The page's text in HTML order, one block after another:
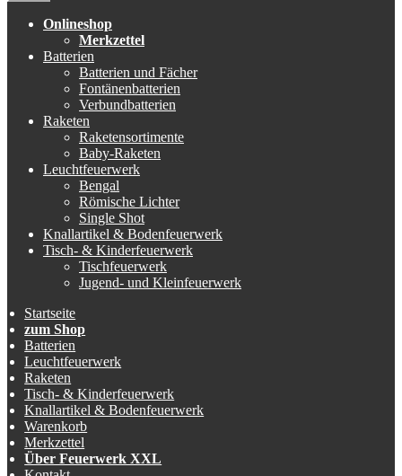
Onlineshop
Merkzettel
Batterien
Batterien und Fächer
Fontänenbatterien
Verbundbatterien
Raketen
Raketensortimente
Baby-Raketen
Leuchtfeuerwerk
Bengal
Römische Lichter
Single Shot
Knallartikel & Bodenfeuerwerk
Tisch- & Kinderfeuerwerk
Tischfeuerwerk
Jugend- und Kleinfeuerwerk
Startseite
zum Shop
Batterien
Leuchtfeuerwerk
Raketen
Tisch- & Kinderfeuerwerk
Knallartikel & Bodenfeuerwerk
Warenkorb
Merkzettel
Über Feuerwerk XXL